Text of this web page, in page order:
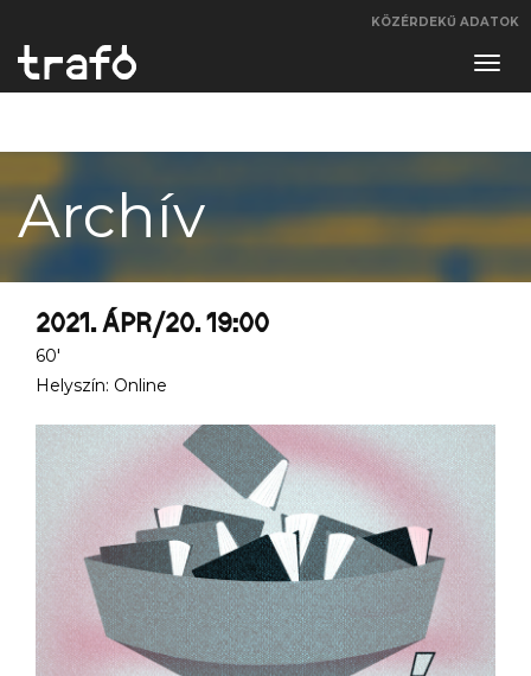
KÖZÉRDEKŰ ADATOK
Archív
2021. ÁPR/20. 19:00
60'
Helyszín: Online